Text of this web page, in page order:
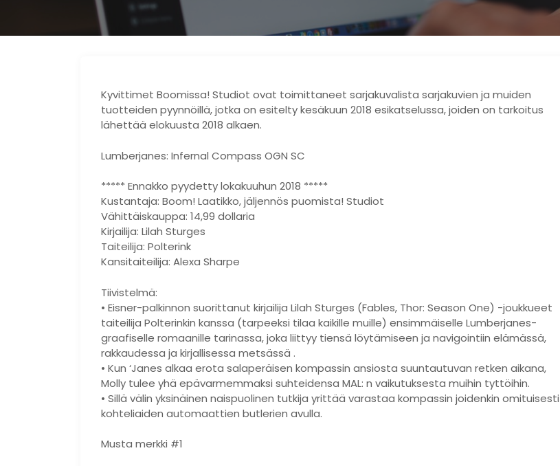
Kyvittimet Boomissa! Studiot ovat toimittaneet sarjakuvalista sarjakuvien ja muiden
tuotteiden pyynnöillä, jotka on esitelty kesäkuun 2018 esikatselussa, joiden on tarkoitus
lähettää elokuusta 2018 alkaen.
Lumberjanes: Infernal Compass OGN SC
***** Ennakko pyydetty lokakuuhun 2018 *****
Kustantaja: Boom! Laatikko, jäljennös puomista! Studiot
Vähittäiskauppa: 14,99 dollaria
Kirjailija: Lilah Sturges
Taiteilija: Polterink
Kansitaiteilija: Alexa Sharpe
Tiivistelmä:
• Eisner-palkinnon suorittanut kirjailija Lilah Sturges (Fables, Thor: Season One) -joukkueet
taiteilija Polterinkin kanssa (tarpeeksi tilaa kaikille muille) ensimmäiselle Lumberjanes-
graafiselle romaanille tarinassa, joka liittyy tiensä löytämiseen ja navigointiin elämässä,
rakkaudessa ja kirjallisessa metsässä .
• Kun ‘Janes alkaa erota salaperäisen kompassin ansiosta suuntautuvan retken aikana,
Molly tulee yhä epävarmemmaksi suhteidensa MAL: n vaikutuksesta muihin tyttöihin.
• Sillä välin yksinäinen naispuolinen tutkija yrittää varastaa kompassin joidenkin omituisesti
kohteliaiden automaattien butlerien avulla.
Musta merkki #1